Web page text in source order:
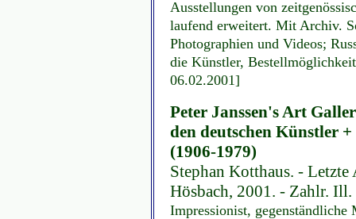
Ausstellungen von
laufend erweitert. Mit Archiv.
Photographien und Videos;
die Künstler,
06.02.2001]
Peter Janssen's Art
den deutschen Künstler
(1906-1979)
Stephan Kotthaus. -
Hösbach, 2001. - Zahlr. Ill.
Impressionist,